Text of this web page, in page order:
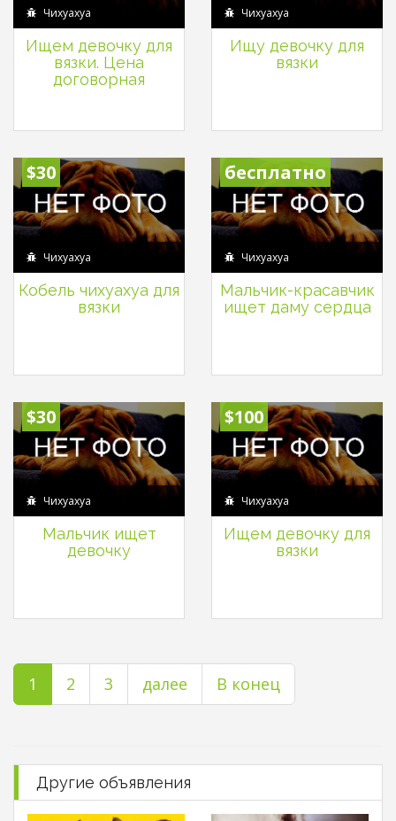
Чихуахуа
Ищем девочку для
вязки. Цена
договорная
Чихуахуа
Ищу девочку для
вязки
$30
Чихуахуа
Кобель чихуахуа для
вязки
бесплатно
Чихуахуа
Мальчик-красавчик
ищет даму сердца
$30
Чихуахуа
Мальчик ищет
девочку
$100
Чихуахуа
Ищем девочку для
вязки
1 2 3 далее В конец
Другие объявления